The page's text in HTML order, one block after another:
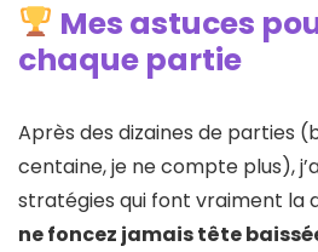
Mes astuces
chaque partie
Après des dizaines de parties
centaine, je ne compte plus),
stratégies qui font vraiment la
ne foncez jamais tête